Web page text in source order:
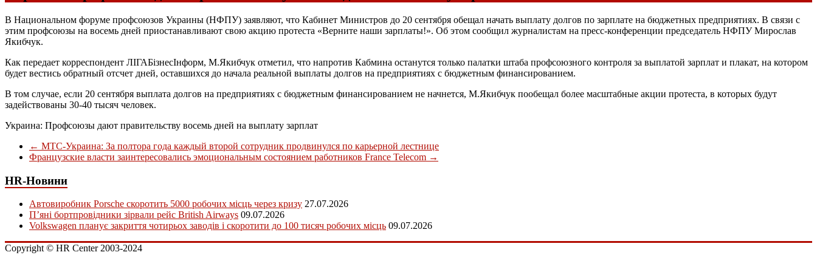
В Национальном форуме профсоюзов Украины (НФПУ) заявляют, что Кабинет Министров до 20 сентября обещал начать выплату долгов по зарплате на бюджетных предприятиях. В связи с
этим профсоюзы на восемь дней приостанавливают свою акцию протеста «Верните наши зарплаты!». Об этом сообщил журналистам на пресс-конференции председатель НФПУ Мирослав
Якибчук.
Как передает корреспондент ЛІГАБізнесІнформ, М.Якибчук отметил, что напротив Кабмина останутся только палатки штаба профсоюзного контроля за выплатой зарплат и плакат, на котором
будет вестись обратный отсчет дней, оставшихся до начала реальной выплаты долгов на предприятиях с бюджетным финансированием.
В том случае, если 20 сентября выплата долгов на предприятиях с бюджетным финансированием не начнется, М.Якибчук пообещал более масштабные акции протеста, в которых будут
задействованы 30-40 тысяч человек.
Украина: Профсоюзы дают правительству восемь дней на выплату зарплат
← МТС-Украина: За полтора года каждый второй сотрудник продвинулся по карьерной лестнице
Французские власти заинтересовались эмоциональным состоянием работников France Telecom →
HR-Новини
Автовиробник Porsche скоротить 5000 робочих місць через кризу 27.07.2026
П’яні бортпровідники зірвали рейс British Airways 09.07.2026
Volkswagen планує закриття чотирьох заводів і скоротити до 100 тисяч робочих місць 09.07.2026
Copyright © HR Center 2003-2024